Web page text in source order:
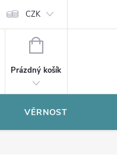
CZK
NÁKUPNÍ
Prázdný košík
VĚRNOSTNÍ